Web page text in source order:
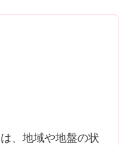
、地域や地盤の状